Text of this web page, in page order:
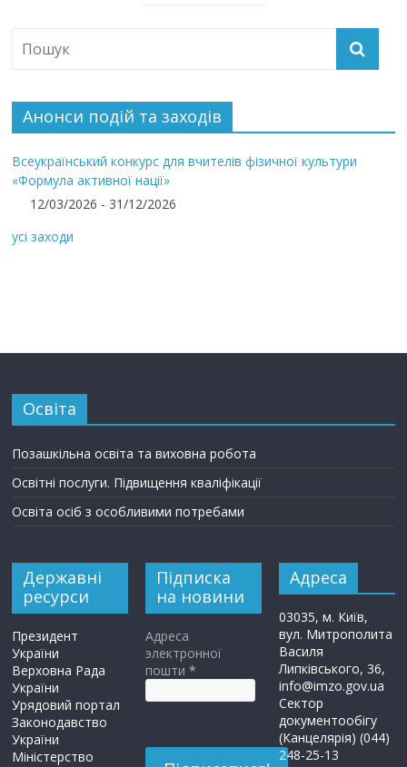
Анонси подій та заходів
Всеукраїнський конкурс для вчителів фізичної культури
«Формула активної нації»
12/03/2026 - 31/12/2026
усі заходи
Освіта
Позашкільна освіта та виховна робота
Освітні послуги. Підвищення кваліфікації
Освіта осіб з особливими потребами
Державні
ресурси
Президент
України
Верховна Рада
України
Урядовий портал
Законодавство
України
Міністерство
Підписка
на новини
Адреса
электронної
пошти*
Адреса
03035, м. Київ,
вул. Митрополита
Василя
Липківського, 36,
info@imzo.gov.ua
Сектор
документообігу
(Канцелярія) (044)
248-25-13